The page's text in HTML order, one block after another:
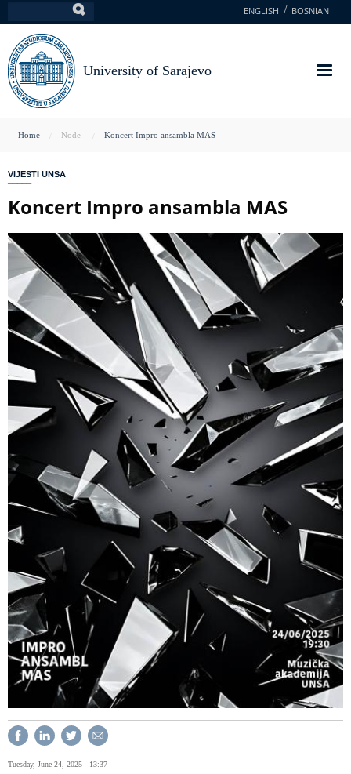
to
main
content
ENGLISH BOSNIAN
University of Sarajevo
You
here
Home Node Koncert Impro ansambla MAS
VIJESTI UNSA
Koncert Impro ansambla MAS
Tuesday, June 24, 2025 - 13:37